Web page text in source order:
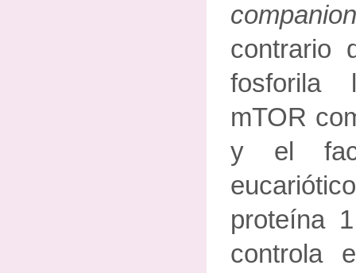
contrario
fosforila
mTOR
y el
proteína
controla